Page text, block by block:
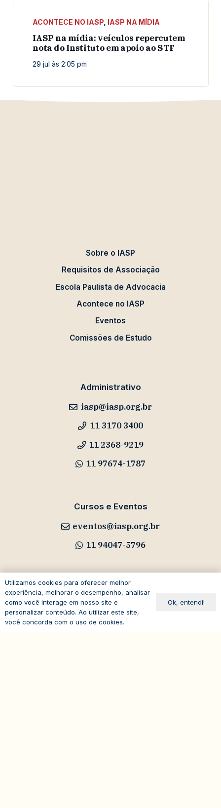
ACONTECE NO IASP IASP NA MÍDIA
IASP na mídia: veículos repercutem
nota do Instituto em apoio ao STF
29 jul às 2:05 pm
Sobre o IASP
Requisitos de Associação
Escola Paulista de Advocacia
Acontece no IASP
Eventos
Comissões de Estudo
Administrativo
iasp@iasp.org.br
11 3170 3400
11 2368-9219
11 97674-1787
Cursos e Eventos
eventos@iasp.org.br
11 94047-5796
Avenida Paulista, 1294
19º andar – Bela Vista
01310-100 – São Paulo – SP
Utilizamos cookies para oferecer melhor
experiência, melhorar o desempenho, analisar
como você interage em nosso site e
personalizar conteúdo. Ao utilizar este site,
você concorda com o uso de cookies.
Ok, entendi!